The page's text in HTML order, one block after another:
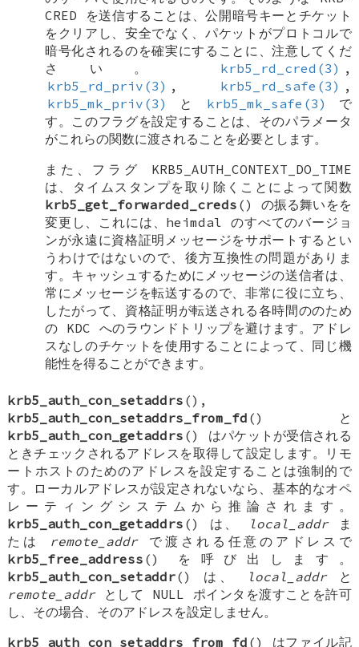
CRED を送信することは、公開暗号キーとチケット
をクリアし、安全でなく、パケットがプロトコルで
暗号化されるのを確実にすることに、注意してくだ
さい。
krb5_rd_cred(3) ,
krb5_rd_priv(3) , krb5_rd_safe(3) ,
krb5_mk_priv(3)
と krb5_mk_safe(3)
で
す。このフラグを設定することは、そのパラメータ
がこれらの関数に渡されることを必要とします。
また、フラグ KRB5_AUTH_CONTEXT_DO_TIME
は、タイムスタンプを取り除くことによって関数
krb5_get_forwarded_creds () の振る舞いをを
変更し、これには、heimdal のすべてのバージョ
ンが永遠に資格証明メッセージをサポートするとい
うわけではないので、後方互換性の問題がありま
す。キャッシュするためにメッセージの送信者は、
常にメッセージを転送するので、非常に役に立ち、
したがって、資格証明が転送される各時間ののため
の KDC へのラウンドトリップを避けます。アドレ
スなしのチケットを使用することによって、同じ機
能性を得ることができます。
krb5_auth_con_setaddrs (),
krb5_auth_con_setaddrs_from_fd () と
krb5_auth_con_getaddrs () はパケットが受信される
ときチェックされるアドレスを取得して設定します。リモ
ートホストのためのアドレスを設定することは強制的で
す。ローカルアドレスが設定されないなら、基本的なオペ
レーティングシステムから推論されます。
krb5_auth_con_getaddrs () は、 local_addrま
たは remote_addrで渡される任意のアドレスで
krb5_free_address () を呼び出します。
krb5_auth_con_setaddr() は、 local_addrと
remote_addrとして NULL ポインタを渡すことを許可
し、その場合、そのアドレスを設定しません。
krb5_auth_con_setaddrs_from_fd () はファイル記